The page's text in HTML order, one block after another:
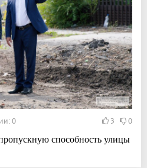
0 3 0
способность улицы